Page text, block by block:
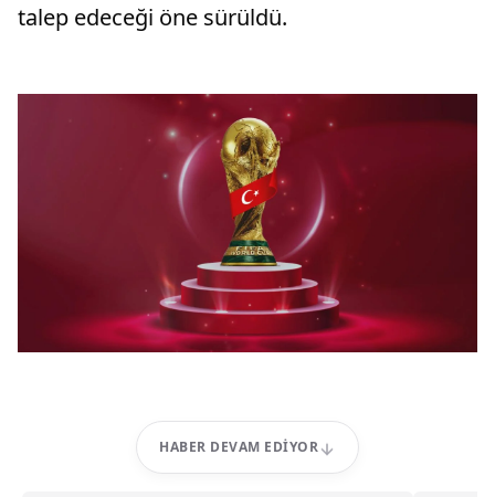
talep edeceği öne sürüldü.
HABER DEVAM EDIYOR